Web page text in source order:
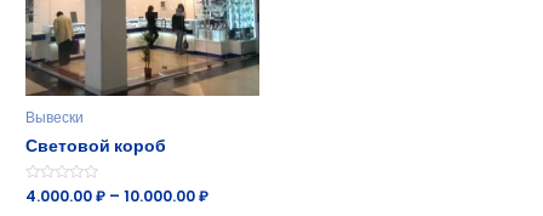
Вывески
Световой короб
Оценка
0
4.000.00₽ –10.000.00₽